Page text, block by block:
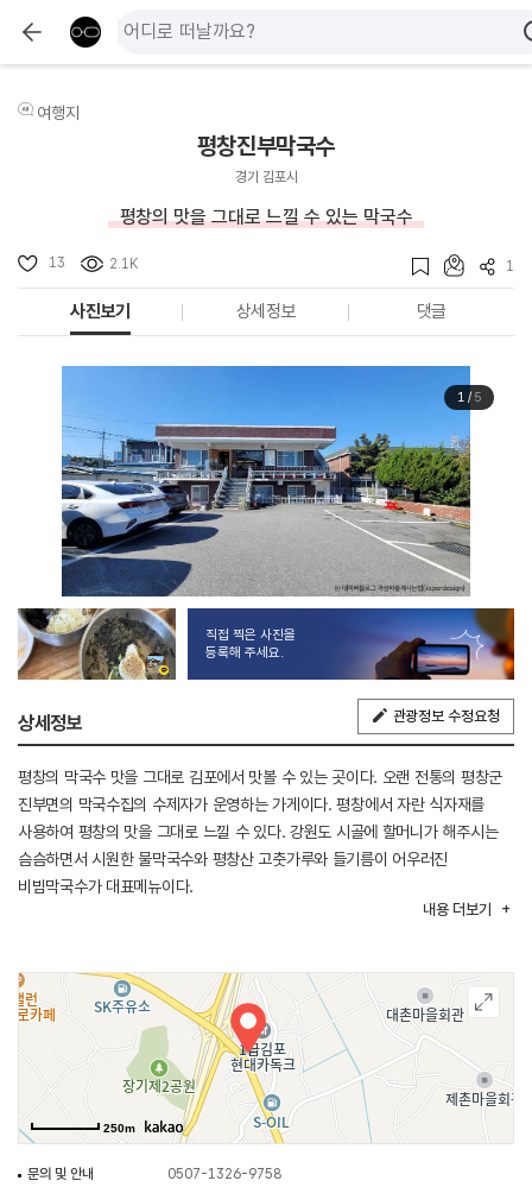
여행지
평창진부막국수
경기 김포시
평창의 맛을 그대로 느낄 수 있는 막국수
13 2.1K 1
사진보기 상세정보 댓글
1/ 5
직접 찍은 사진을
등록해 주세요.
상세정보 관광정보 수정요청
평창의 막국수 맛을 그대로 김포에서 맛볼 수 있는 곳이다. 오랜 전통의 평창군
진부면의 막국수집의 수제자가 운영하는 가게이다. 평창에서 자란 식자재를
사용하여 평창의 맛을 그대로 느낄 수 있다. 강원도 시골에 할머니가 해주시는
슴슴하면서 시원한 물막국수와 평창산 고춧가루와 들기름이 어우러진
비빔막국수가 대표메뉴이다.
내용 더보기
250m
문의 및 안내
0507-1326-9758